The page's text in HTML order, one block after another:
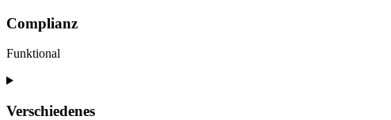
service
wordpress
Complianz
Funktional
Consent
service
Verschiedenes